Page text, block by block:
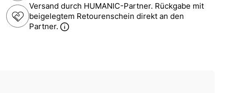
Versand durch HUMANIC-Partner. Rückgabe mit
beigelegtem Retourenschein direkt an den
Partner.